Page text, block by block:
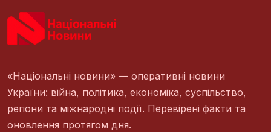
«Національні новини» — оперативні новини
України: війна, політика, економіка, суспільство,
регіони та міжнародні події. Перевірені факти та
оновлення протягом дня.